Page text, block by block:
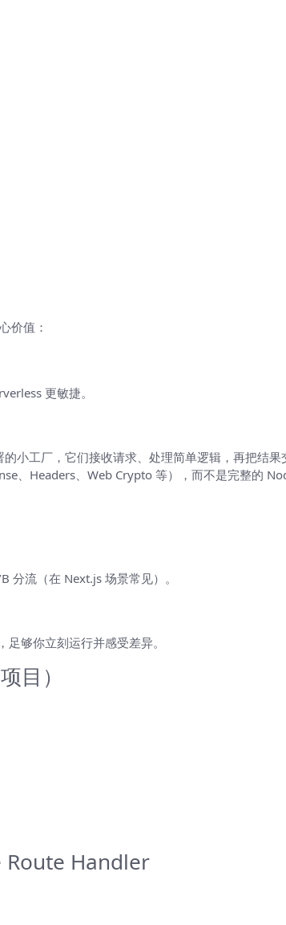
价值：
更敏捷。
小工厂，它们接收请求、处理简单逻辑，再把结
、Headers、Web Crypto 等），而不是完整的
分流（在 Next.js 场景常见）。
够你立刻运行并感受差异。
目）
Route Handler